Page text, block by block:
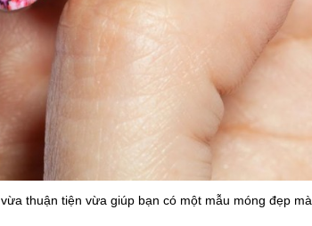
vừa thuận tiện vừa giúp bạn có một mẫu móng đẹp mà